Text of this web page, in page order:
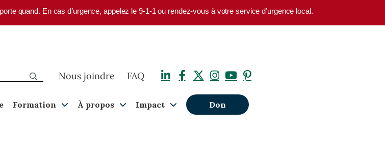
quand. En cas d’urgence, appelez le 9-1-1 ou rendez-vous à votre service d’urgence local.
Nous joindre FAQ
Formation À propos Impact Don